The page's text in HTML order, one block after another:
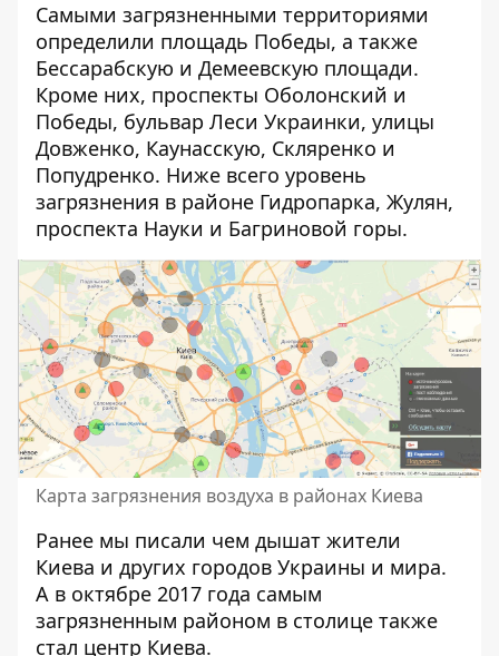
Самыми загрязненными территориями
определили площадь Победы, а также
Бессарабскую и Демеевскую площади.
Кроме них, проспекты Оболонский и
Победы, бульвар Леси Украинки, улицы
Довженко, Каунасскую, Скляренко и
Попудренко. Ниже всего уровень
загрязнения в районе Гидропарка, Жулян,
проспекта Науки и Багриновой горы.
Карта загрязнения воздуха в районах Киева
Ранее мы писали чем дышат жители
Киева и других городов Украины и мира.
А в октябре 2017 года самым
загрязненным районом в столице также
стал центр Киева.